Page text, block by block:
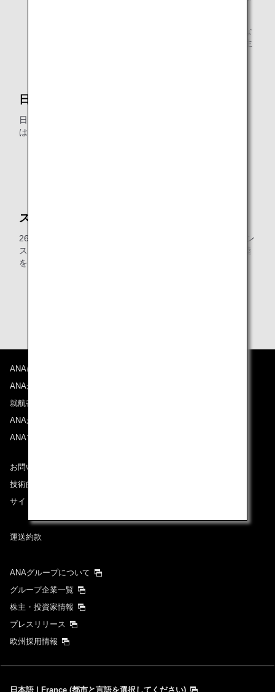
運賃や燃油特別付加運賃、航空保険料等料金が変更とな
る場合には、差額につき追加のお支払いや払い戻しが生
日本国内の運賃
日本国内線と適用される運賃に関する詳しい情報について
は、以下のリンクにアクセスしてください。
スター アライアンス運賃
26社の加盟航空会社のリソースを用いて、スター アライアン
スのネットワークは、最も継ぎ目がなく快適な方法で各大陸
を繋いでいます。
ANAについて
ANAからのお知らせ
就航都市
ANAがお約束する体験
ANAマイレージクラブ
お問い合わせ
技術的なお問い合わせ（推奨環境）
サイトマップ
運送約款
ANAグループについて
グループ企業一覧
株主・投資家情報
プレスリリース
欧州採用情報
日本語 | France (都市と言語を選択してください)